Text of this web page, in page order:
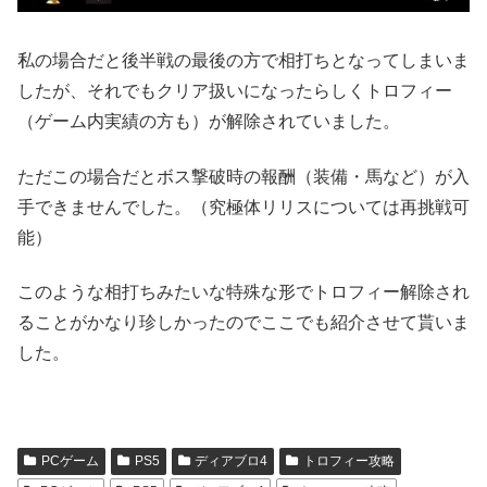
私の場合だと後半戦の最後の方で相打ちとなってしまいま
したが、それでもクリア扱いになったらしくトロフィー
（ゲーム内実績の方も）が解除されていました。
ただこの場合だとボス撃破時の報酬（装備・馬など）が入
手できませんでした。（究極体リリスについては再挑戦可
能）
このような相打ちみたいな特殊な形でトロフィー解除され
ることがかなり珍しかったのでここでも紹介させて貰いま
した。
PCゲーム PS5 ディアブロ4
トロフィー攻略